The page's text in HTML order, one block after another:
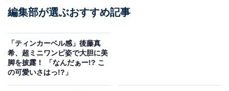
編集部が選ぶおすすめ記事
「ティンカーベル感」後藤真
希、超ミニワンピ姿で大胆に美
脚を披露！ 「なんだぁー!? こ
の可愛いさはっ!?」